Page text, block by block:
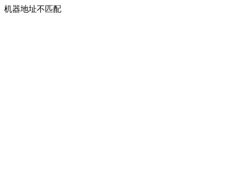
机器地址不匹配